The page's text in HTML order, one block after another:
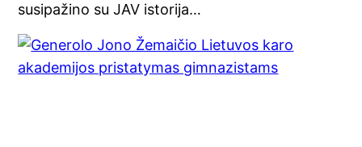
susipažino su JAV istorija…